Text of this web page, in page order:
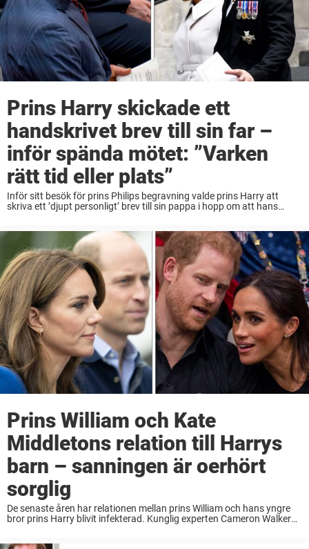
Prins Harry skickade ett
handskrivet brev till sin far –
inför spända mötet: ”Varken
rätt tid eller plats”
Inför sitt besök för prins Philips begravning valde prins Harry att
skriva ett ’djupt personligt’ brev till sin pappa i hopp om att hans
Prins William och Kate
Middletons relation till Harrys
barn – sanningen är oerhört
sorglig
De senaste åren har relationen mellan prins William och hans yngre
bror prins Harry blivit infekterad. Kunglig experten Cameron Walker